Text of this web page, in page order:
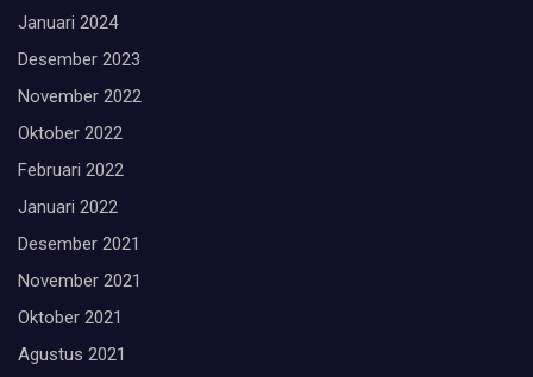
Januari 2024
Desember 2023
November 2022
Oktober 2022
Februari 2022
Januari 2022
Desember 2021
November 2021
Oktober 2021
Agustus 2021